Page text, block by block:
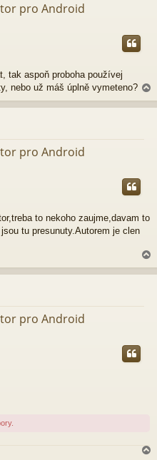
pro Android
tak aspoň proboha používej
nebo už máš úplně vymeteno?
a
h
pro Android
to nekoho zaujme,davam to
tu presunuty.Autorem je clen
a
h
pro Android